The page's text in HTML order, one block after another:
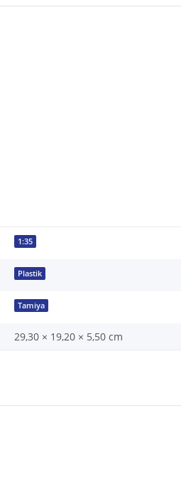
1:35
Plastik
Tamiya
29,30 × 19,20 × 5,50 cm